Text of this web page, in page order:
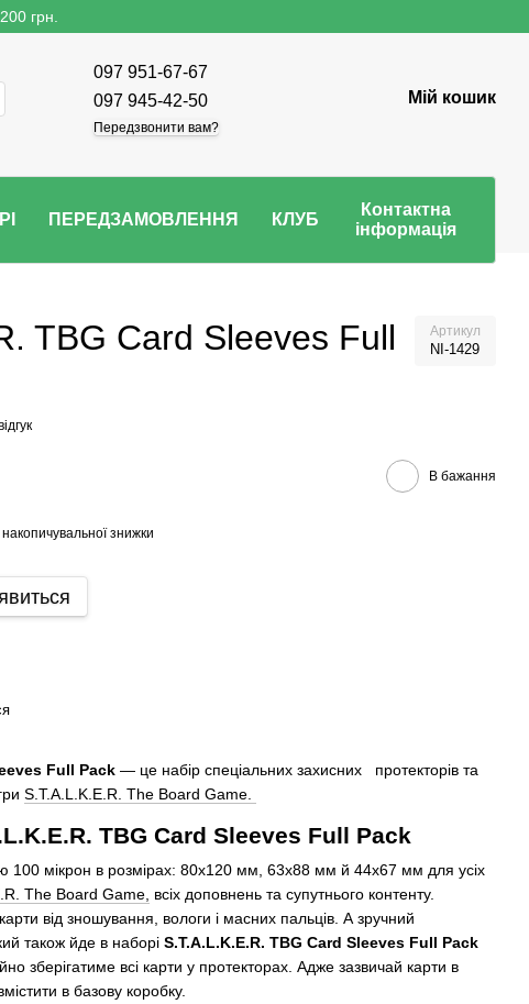
грн.
097 951-67-67
097 945-42-50
Передзвонити вам?
Мій кошик
ПЕРЕДЗАМОВЛЕННЯ КЛУБ
Контактна
інформація
TBG Card Sleeves Full
Артикул
NI-1429
В бажання
знижки
Full Pack — це набір спеціальних захисних протекторів та
S.T.A.L.K.E.R. The Board Game.
TBG Card Sleeves Full Pack
100 мікрон в розмірах: 80х120 мм, 63х88 мм й 44х67 мм для усіх
The Board Game, всіх доповнень та супутнього контенту.
від зношування, вологи і масних пальців. А зручний
також йде в наборі S.T.A.L.K.E.R. TBG Card Sleeves Full Pack
зберігатиме всі карти у протекторах. Адже зазвичай карти в
в базову коробку.